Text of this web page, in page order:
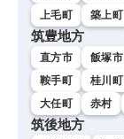
上毛町
築上町
筑豊地方
直方市 飯塚市
鞍手町
桂川町
大任町
赤村
筑後地方